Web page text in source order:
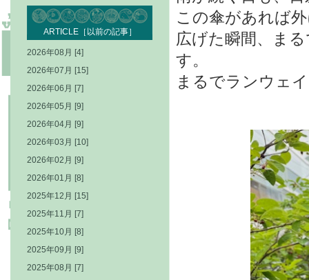
この傘があれば
広げた瞬間、ま
す。
まるでランウェ
ARTICLE［以前の記事］
2026年08月 [4]
2026年07月 [15]
2026年06月 [7]
2026年05月 [9]
2026年04月 [9]
2026年03月 [10]
2026年02月 [9]
2026年01月 [8]
2025年12月 [15]
2025年11月 [7]
2025年10月 [8]
2025年09月 [9]
2025年08月 [7]